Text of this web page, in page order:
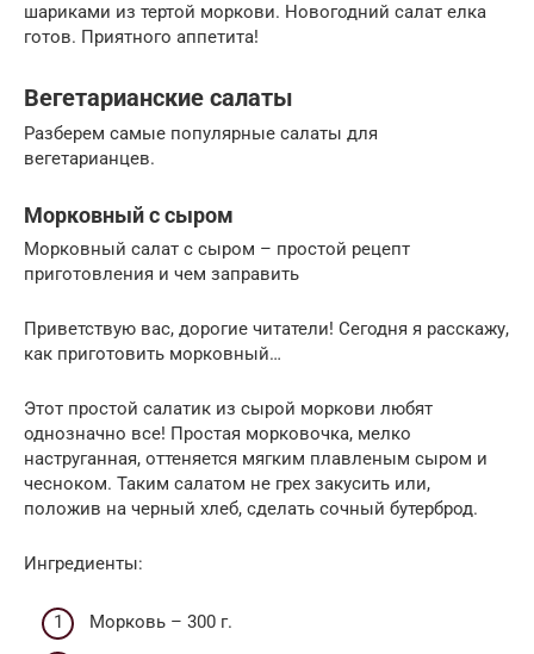
шариками из тертой моркови. Новогодний салат елка
готов. Приятного аппетита!
Вегетарианские салаты
Разберем самые популярные салаты для
вегетарианцев.
Морковный с сыром
Морковный салат с сыром – простой рецепт
приготовления и чем заправить
Приветствую вас, дорогие читатели! Сегодня я расскажу,
как приготовить морковный…
Этот простой салатик из сырой моркови любят
однозначно все! Простая морковочка, мелко
наструганная, оттеняется мягким плавленым сыром и
чесноком. Таким салатом не грех закусить или,
положив на черный хлеб, сделать сочный бутерброд.
Ингредиенты:
Морковь – 300 г.